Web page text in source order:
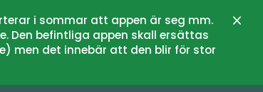
i sommar att appen är seg mm.
Den befintliga appen skall ersättas
men det innebär att den blir för stor